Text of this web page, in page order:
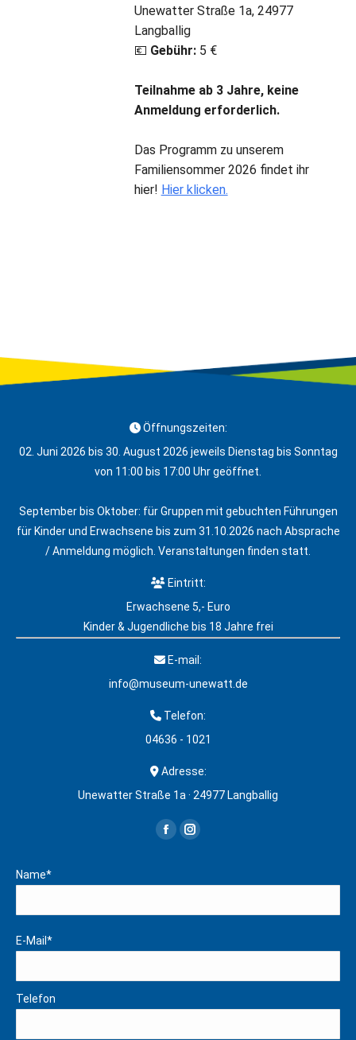
Unewatter Straße 1a, 24977
Langballig
💶 Gebühr:5 €
Teilnahme ab 3 Jahre, keine
Anmeldung erforderlich.
Das Programm zu unserem
Familiensommer 2026 findet ihr
hier! Hier klicken.
Öffnungszeiten:
02. Juni 2026 bis 30. August 2026 jeweils Dienstag bis Sonntag
von 11:00 bis 17:00 Uhr geöffnet.
September bis Oktober: für Gruppen mit gebuchten Führungen
für Kinder und Erwachsene bis zum 31.10.2026 nach Absprache
/ Anmeldung möglich. Veranstaltungen finden statt.
Eintritt:
Erwachsene 5,- Euro
Kinder & Jugendliche bis 18 Jahre frei
E-mail:
info@museum-unewatt.de
Telefon:
04636 - 1021
Adresse:
Unewatter Straße 1a · 24977 Langballig
FacebookInstagram
Name*
E-Mail*
Telefon